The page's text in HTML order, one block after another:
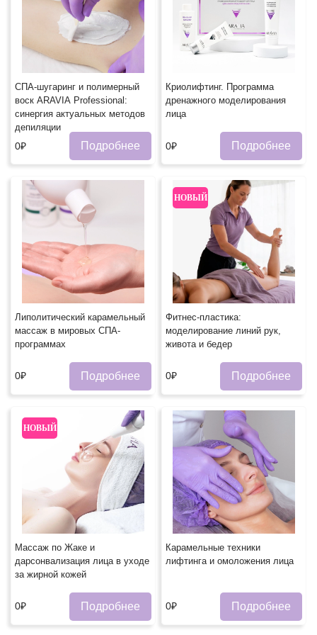
СПА-шугаринг и полимерный
воск ARAVIA Professional:
синергия актуальных методов
депиляции
0₽ Подробнее
Криолифтинг. Программа
дренажного моделирования
лица
0₽ Подробнее
Липолитический карамельный
массаж в мировых СПА-
программах
0₽ Подробнее
НОВЫЙ
Фитнес-пластика:
моделирование линий рук,
живота и бедер
0₽ Подробнее
НОВЫЙ
Массаж по Жаке и
дарсонвализация лица в уходе
за жирной кожей
0₽ Подробнее
Карамельные техники
лифтинга и омоложения лица
0₽ Подробнее